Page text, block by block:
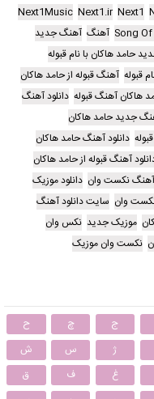
Next1
Next1.ir
Next1Music
Song آهنگ آهنگ جدید
حامد هاکان با نام قبوله
قبوله آهنگ قبوله از حامد هاکان
هاکان آهنگ قبوله دانلود آهنگ
جدید حامد هاکان
دانلود آهنگ حامد هاکان
آهنگ قبوله از حامد هاکان
آهنگ نکست وان دانلود موزیک
وان سایت دانلود آهنگ
موزیک جدید نکس وان
نکست وان موزیک
ج چ
ح
ژ س
ش
غ ف
ق